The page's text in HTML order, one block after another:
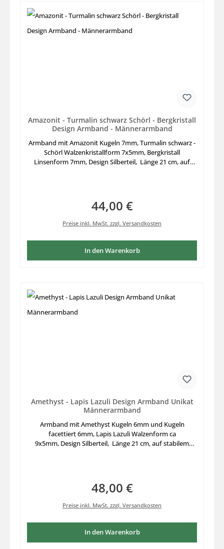
Amazonit - Turmalin schwarz Schörl - Bergkristall
Design Armband - Männerarmband
Armband mit Amazonit Kugeln 7mm, Turmalin schwarz -
Schörl Walzenkristallform 7x5mm, Bergkristall
Linsenform 7mm, Design Silberteil, Länge 21 cm, auf
Regulärer Preis:
44,00 €
Preise inkl. MwSt. zzgl. Versandkosten
In den Warenkorb
Amethyst - Lapis Lazuli Design Armband Unikat
Männerarmband
Armband mit Amethyst Kugeln 6mm und Kugeln
facettiert 6mm, Lapis Lazuli Walzenform ca
9x5mm, Design Silberteil, Länge 21 cm, auf stabilem
Regulärer Preis:
48,00 €
Preise inkl. MwSt. zzgl. Versandkosten
In den Warenkorb